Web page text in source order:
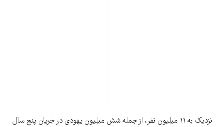
نزديک به ۱۱ ميليون نفر، از جمله شش ميليون يهودی در جريان پنج سال